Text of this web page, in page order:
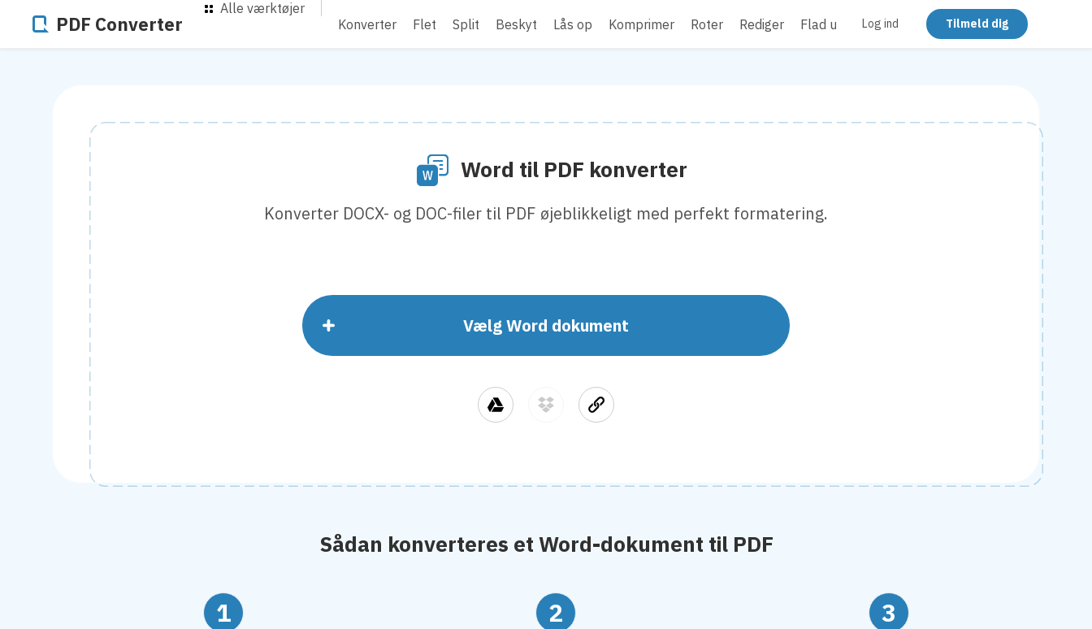
PDF Converter
Alle værktøjer
Konverter
Flet Split Beskyt Lås op Komprimer Roter Rediger Flad ud Log ind Tilmeld dig
Word til PDF konverter
Konverter DOCX- og DOC-filer til PDF øjeblikkeligt med perfekt formatering.
Vælg Word dokument
Sådan konverteres et Word-dokument til PDF
1 2 3